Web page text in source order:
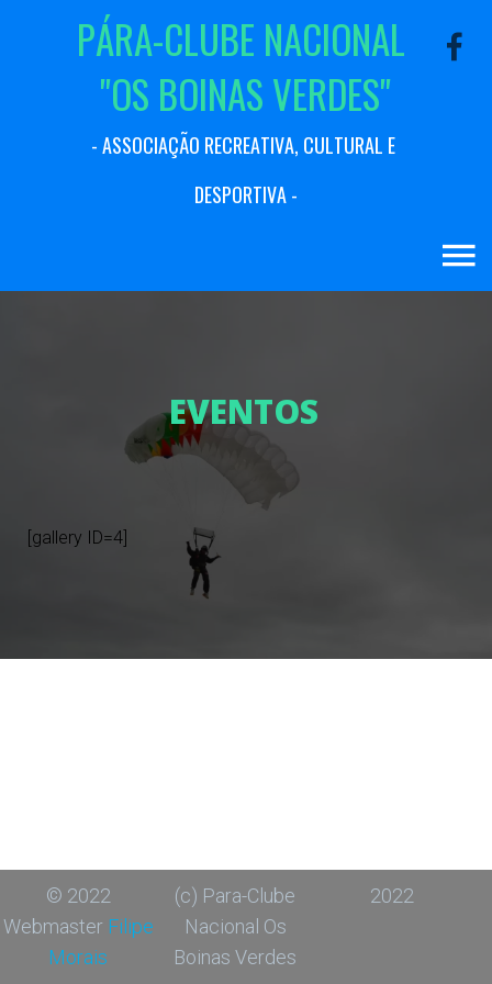
PÁRA-CLUBE NACIONAL
"OS BOINASVERDES"
- ASSOCIAÇÃO RECREATIVA, CULTURAL E
DESPORTIVA-
EVENTOS
[gallery ID=4]
© 2022
Webmaster Filipe
Morais
(c) Para-Clube
Nacional Os
Boinas Verdes
2022